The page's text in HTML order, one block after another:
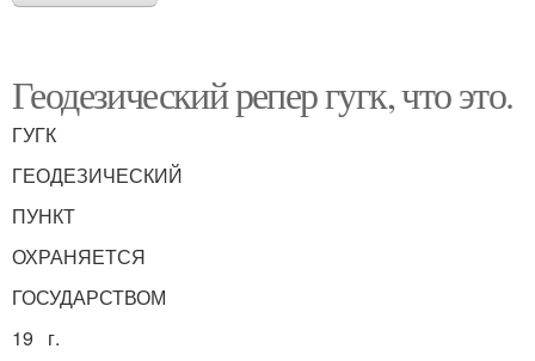
Геодезический репер гугк, что это.
ГУГК
ГЕОДЕЗИЧЕСКИЙ
ПУНКТ
ОХРАНЯЕТСЯ
ГОСУДАРСТВОМ
19 г.